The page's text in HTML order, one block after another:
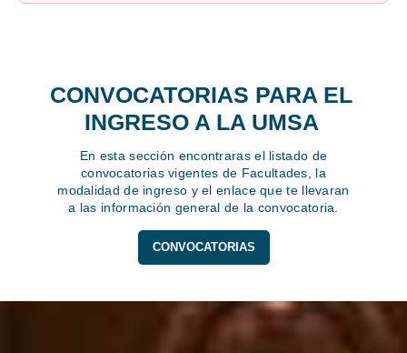
CONVOCATORIAS PARA EL
INGRESO A LA UMSA
En esta sección encontraras el listado de
convocatorias vigentes de Facultades, la
modalidad de ingreso y el enlace que te llevaran
a las información general de la convocatoria.
CONVOCATORIAS